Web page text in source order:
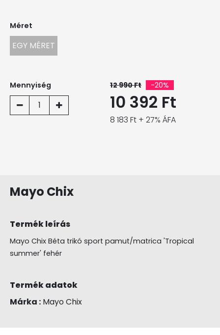
Méret
EGY MÉRET
Mennyiség
1
12 990 Ft -20%
10 392 Ft
8 183 Ft + 27% ÁFA
Mayo Chix
Termék leírás
Mayo Chix Béta trikó sport pamut/matrica 'Tropical
summer' fehér
Termék adatok
Márka : Mayo Chix